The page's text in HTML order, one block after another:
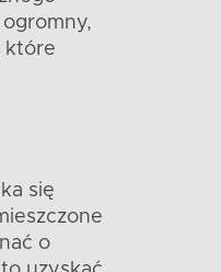
które
się
o